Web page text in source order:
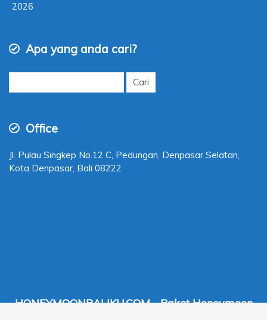
2026
Apa yang anda cari?
Cari
Office
Jl. Pulau Singkep No.12 C, Pedungan, Denpasar Selatan,
Kota Denpasar, Bali 08222
HONEYMOONBALIKU.COM - Paket Honeymoon